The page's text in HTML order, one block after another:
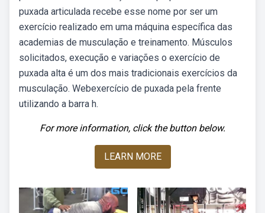
puxada articulada recebe esse nome por ser um
exercício realizado em uma máquina específica das
academias de musculação e treinamento. Músculos
solicitados, execução e variações o exercício de
puxada alta é um dos mais tradicionais exercícios da
musculação. Webexercício de puxada pela frente
utilizando a barra h.
For more information, click the button below.
LEARN MORE